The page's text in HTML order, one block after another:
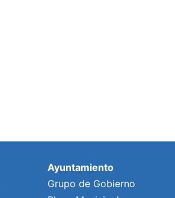
Ayuntamiento
Grupo de Gobierno